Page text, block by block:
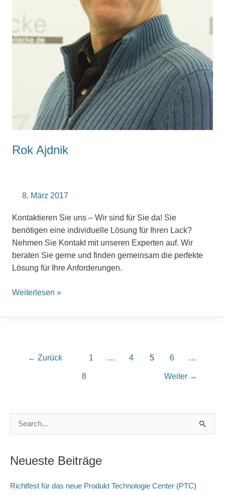
Rok Ajdnik
8. März 2017
Kontaktieren Sie uns – Wir sind für Sie da! Sie
benötigen eine individuelle Lösung für Ihren Lack?
Nehmen Sie Kontakt mit unseren Experten auf. Wir
beraten Sie gerne und finden gemeinsam die perfekte
Lösung für Ihre Anforderungen.
Weiterlesen »
← Zurück 1 … 4 5 6 …
8 Weiter →
c
e
Neueste Beiträge
Richtfest für das neue Produkt Technologie Center (PTC)